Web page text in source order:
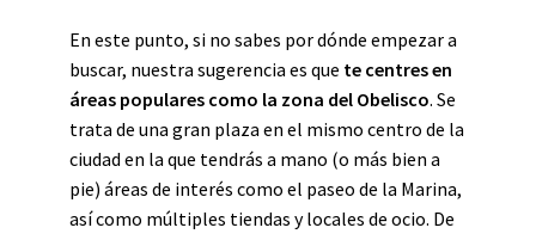
En este punto, si no sabes por dónde empezar a
buscar, nuestra sugerencia es que te centres en
áreas populares como la zona del Obelisco. Se
trata de una gran plaza en el mismo centro de la
ciudad en la que tendrás a mano (o más bien a
pie) áreas de interés como el paseo de la Marina,
así como múltiples tiendas y locales de ocio. De